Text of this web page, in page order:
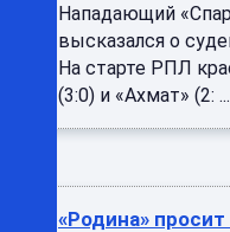
Нападающий
высказался о
На старте РПЛ
(3:0) и «Ахмат» (2: ...
«Родина»